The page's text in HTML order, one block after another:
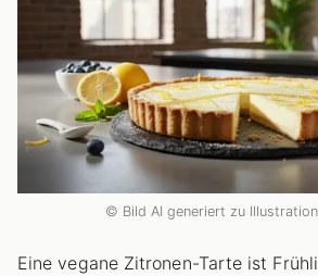
© Bild AI generiert zu
Eine vegane Zitronen-Tarte ist